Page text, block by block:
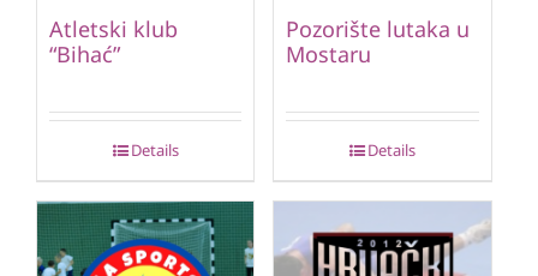
Atletski klub
“Bihać”
Details
Pozorište lutaka u
Mostaru
Details